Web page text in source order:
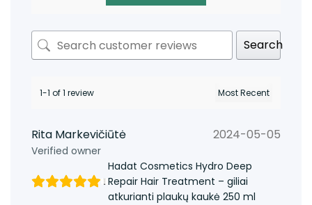
Search
1-1 of 1 review
Rita Markevičiūtė
Verified owner
2024-05-05
Hadat Cosmetics Hydro Deep
Repair Hair Treatment – giliai
atkurianti plaukų kaukė 250 ml